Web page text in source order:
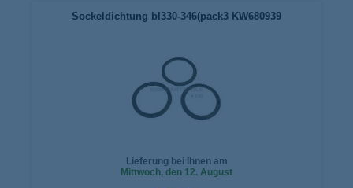
Sockeldichtung bl330-346(pack3 KW680939
Lieferung bei Ihnen am
Mittwoch, den 12. August